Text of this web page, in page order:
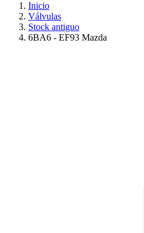
Inicio
Válvulas
Stock antiguo
6BA6 - EF93 Mazda